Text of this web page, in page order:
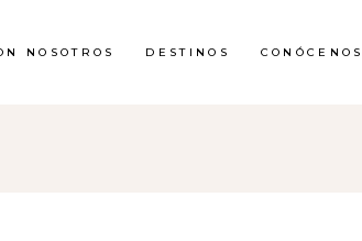
NOSOTROS DESTINOS CONÓCENOS